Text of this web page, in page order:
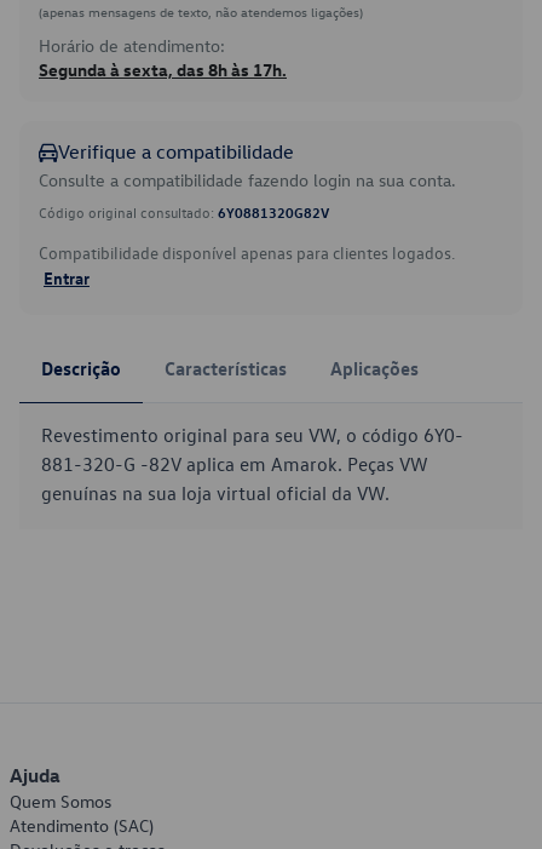
(apenas mensagens de texto, não atendemos ligações)
Horário de atendimento:
Segunda à sexta, das 8h às 17h.
Verifique a compatibilidade
Consulte a compatibilidade fazendo login na sua conta.
Código original consultado: 6Y0881320G82V
Compatibilidade disponível apenas para clientes logados.
Entrar
Descrição Características Aplicações
Revestimento original para seu VW, o código 6Y0-
881-320-G -82V aplica em Amarok. Peças VW
genuínas na sua loja virtual oficial da VW.
Ajuda
Quem Somos
Atendimento (SAC)